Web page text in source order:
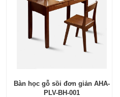
Bàn học gỗ sồi đơn giản AHA-
PLV-BH-001